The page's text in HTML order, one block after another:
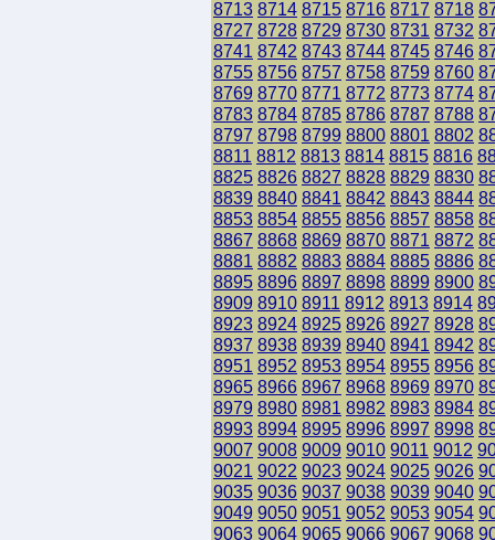
8713 8714 8715 8716 8717 8718
8727 8728 8729 8730 8731 8732
8741 8742 8743 8744 8745 8746
8755 8756 8757 8758 8759 8760
8769 8770 8771 8772 8773 8774
8783 8784 8785 8786 8787 8788
8797 8798 8799 8800 8801 8802
8811 8812 8813 8814 8815 8816
8825 8826 8827 8828 8829 8830
8839 8840 8841 8842 8843 8844
8853 8854 8855 8856 8857 8858
8867 8868 8869 8870 8871 8872
8881 8882 8883 8884 8885 8886
8895 8896 8897 8898 8899 8900
8909 8910 8911 8912 8913 8914
8923 8924 8925 8926 8927 8928
8937 8938 8939 8940 8941 8942
8951 8952 8953 8954 8955 8956
8965 8966 8967 8968 8969 8970
8979 8980 8981 8982 8983 8984
8993 8994 8995 8996 8997 8998
9007 9008 9009 9010 9011 9012
9021 9022 9023 9024 9025 9026
9035 9036 9037 9038 9039 9040
9049 9050 9051 9052 9053 9054
9063 9064 9065 9066 9067 9068